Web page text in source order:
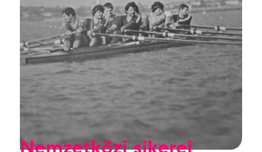
Nemzetközi sikerei